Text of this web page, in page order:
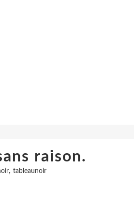
raison.
, tableaunoir